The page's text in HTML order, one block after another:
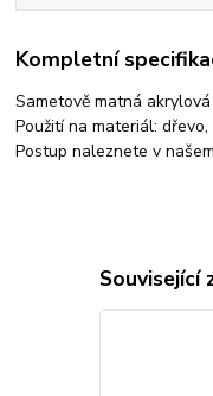
Kompletní
Sametově matná
Použití na materiál:
Postup naleznete v
Související